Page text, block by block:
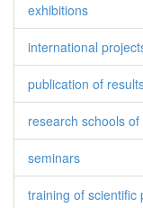
exhibitions
international
publication of
research schools
seminars
training of scientific